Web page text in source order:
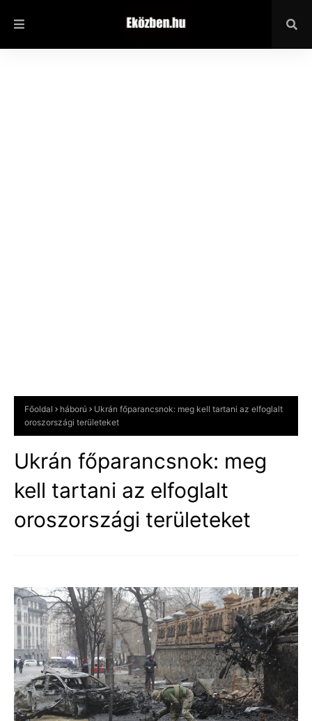
Főoldal háború
Ukrán főparancsnok: meg kell tartani az elfoglalt
oroszországi területeket
Ukrán főparancsnok: meg
kell tartani az elfoglalt
oroszországi területeket